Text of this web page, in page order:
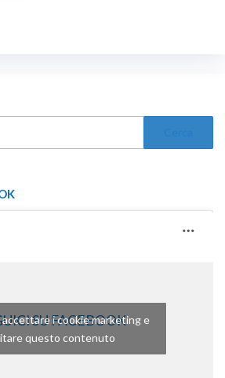
SU FACEBOOK
accettare i cookie marketing e
questo contenuto